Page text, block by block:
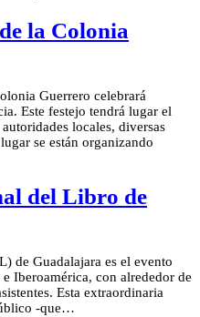
la Colonia
Guerrero celebrará
Este festejo tendrá lugar el
locales, diversas
se están organizando
del Libro de
de Guadalajara es el evento
Iberoamérica, con alrededor de
Esta extraordinaria
-que…